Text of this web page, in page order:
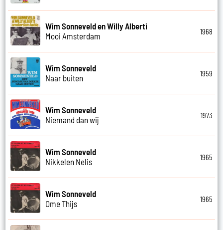
Wim Sonneveld en Willy Alberti
Mooi Amsterdam
1968
Wim Sonneveld
Naar buiten
1959
Wim Sonneveld
Niemand dan wij
1973
Wim Sonneveld
Nikkelen Nelis
1965
Wim Sonneveld
Ome Thijs
1965